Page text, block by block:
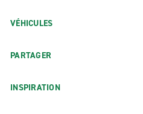
VÉHICULES
PARTAGER
INSPIRATION